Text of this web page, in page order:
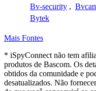
Bv-security ,
Bytek
Mais Fontes
* iSpyConnect não tem
produtos de Bascom. Os
obtidos da comunidade e
desatualizados. Não